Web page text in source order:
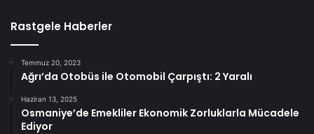
Rastgele Haberler
Temmuz 20, 2023
Ağrı’da Otobüs ile Otomobil Çarpıştı: 2 Yaralı
Haziran 13, 2025
Osmaniye’de Emekliler Ekonomik Zorluklarla Mücadele
Ediyor